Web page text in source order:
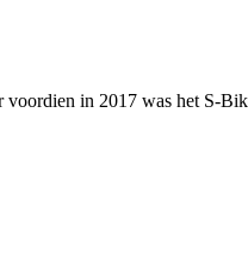
in 2017 was het S-